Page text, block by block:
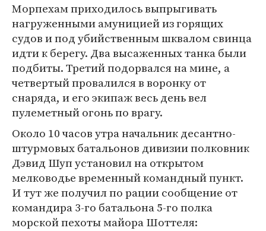
Морпехам приходилось выпрыгивать
нагруженными амуницией из горящих
судов и под убийственным шквалом свинца
идти к берегу. Два высаженных танка были
подбиты. Третий подорвался на мине, а
четвертый провалился в воронку от
снаряда, и его экипаж весь день вел
пулеметный огонь по врагу.
Около 10 часов утра начальник десантно-
штурмовых батальонов дивизии полковник
Дэвид Шуп установил на открытом
мелководье временный командный пункт.
И тут же получил по рации сообщение от
командира 3-го батальона 5-го полка
морской пехоты майора Шоттеля: